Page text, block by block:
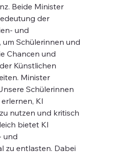
Beide Minister
der
und
Schülerinnen und
Chancen und
Künstlichen
Minister
Schülerinnen
KI
nutzen und kritisch
bietet KI
und
zu entlasten. Dabei